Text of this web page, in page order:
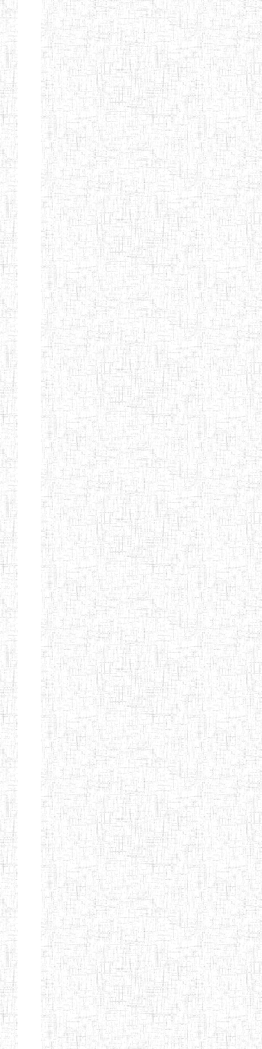
Afficher Page 9 sur 13 Total: 307
Début Préc. 4 5 6 7 8
9
13
Suivant Fin
ENIEG
MODERNE
SAINTE MARIE
04/08/2010 ENIEG
ENIEG PRIVEE
BILINGUE LES
BOSONS
04/08/2010 ENIEG
ENIEG BILINGUE
LE NORMALIEN
CITOYEN
01/08/2014 ENIEG
ENIEG BILINGUE
CLAIRE
FONTAINE
03/10/2012 ENIEG
ENIEG BILINGUE
LA COURONNE
25/06/2014 ENIEG
ENIET BILINGUE
LA
PERFORMANCE
06/01/2014 ENIET
ENIET PRIVEE
LES FERMIONS
25/07/2013 ENIET
ENIET PRIVEE DE
L'OUEST
17/04/2014 ENIET
ENIET LE
NORMALIEN
CITOYEN
30/10/2014 ENIET
ENIEG PRIVEE
L'ARCHE DES
PHOTONS
04/08/2010 ENIEG
ECOLE DE
FORMATION
DES
INSTITUTEURS
ST ANDRE
30/11/2004 ENIEG
ENIEG PRIVEE
LAIQUE
PEKEKUE
04/06/2015 ENIEG
Etablissements
d'enseignement
secondaire
technique